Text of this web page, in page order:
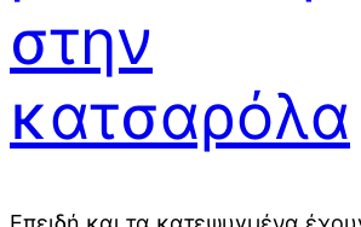
στην
κατσαρόλα